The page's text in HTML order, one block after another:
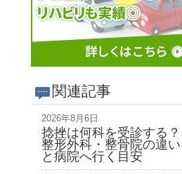
関連記事
2026年8月6日
捻挫は何科を受診する？
整形外科・整骨院の違い
と病院へ行く目安